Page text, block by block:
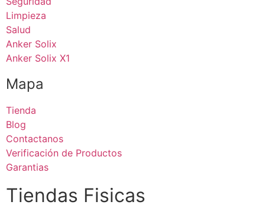
Limpieza
Salud
Anker Solix
Anker Solix X1
Mapa
Tienda
Blog
Contactanos
Verificación de Productos
Garantias
Tiendas Fisicas